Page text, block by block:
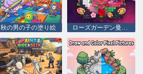
秋の男の子の塗り絵 ローズガーデン曼荼羅 No. 4